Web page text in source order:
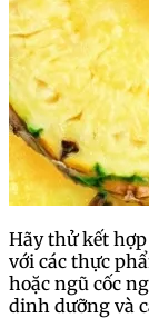
Hãy thử kết
với các thực
hoặc ngũ cốc
dinh dưỡng và